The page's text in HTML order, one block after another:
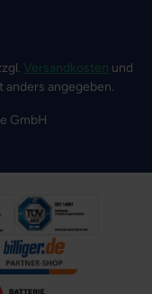
Versandkosten und
angegeben.
GmbH